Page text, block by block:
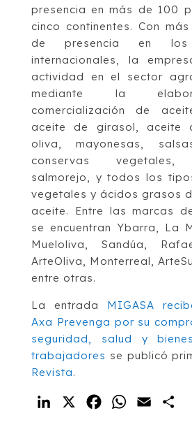
presencia en más de 100
cinco continentes. Con
de presencia en los
internacionales, la
actividad en el sector
mediante la
comercialización de
aceite de girasol, aceite
oliva, mayonesas,
conservas vegetales,
salmorejo, y todos los
vegetales y ácidos grasos
aceite. Entre las marcas
se encuentran Ybarra, La
Mueloliva, Sandúa,
ArteOliva, Monterreal,
entre otras.
La entrada MIGASA
Axa Prevenga por su
seguridad, salud y
trabajadores se publicó
Revista.
LinkedIn FacebookWhatsApp
Email